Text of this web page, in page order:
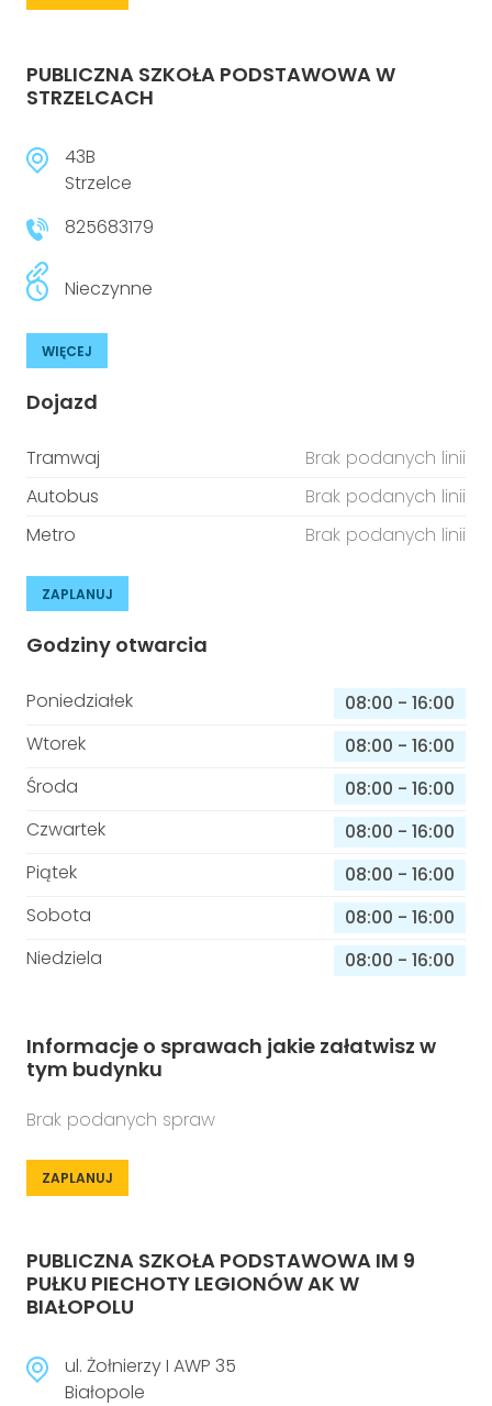
PUBLICZNA SZKOŁA PODSTAWOWA W
STRZELCACH
43B
Strzelce
825683179
Nieczynne
WIĘCEJ
Dojazd
Tramwaj
Brak podanych linii
Autobus
Brak podanych linii
Metro
Brak podanych linii
ZAPLANUJ
Godziny otwarcia
Poniedziałek 08:00 - 16:00
Wtorek
08:00 - 16:00
Środa
08:00 - 16:00
Czwartek
08:00 - 16:00
Piątek
08:00 - 16:00
Sobota
08:00 - 16:00
Niedziela
08:00 - 16:00
Informacje o sprawach jakie załatwisz w
tym budynku
Brak podanych spraw
ZAPLANUJ
PUBLICZNA SZKOŁA PODSTAWOWA IM 9
PUŁKU PIECHOTY LEGIONÓW AK W
BIAŁOPOLU
ul. Żołnierzy I AWP 35
Białopole